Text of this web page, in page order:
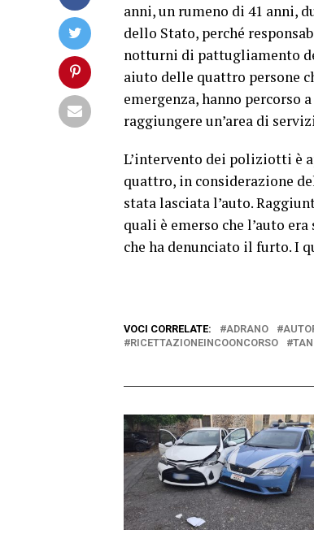
anni, un rumeno di 41 anni,
dello Stato, perché
notturni di pattugliamento
aiuto delle quattro persone
emergenza, hanno percorso
raggiungere un’area di
L’intervento dei poliziotti è
quattro, in considerazione
stata lasciata l’auto.
quali è emerso che l’auto
che ha denunciato il furto. I
VOCI CORRELATE: ADRANO
RICETTAZIONEINCOONCORSO